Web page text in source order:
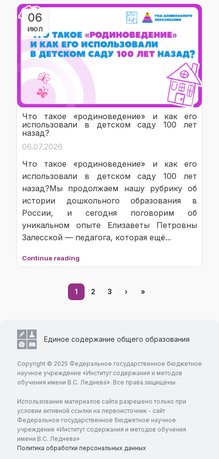
06
ИЮЛ
Что такое «родиноведение» и как его
использовали в детском саду 100 лет
назад?
06.07.2026
Что такое «родиноведение» и как его
использовали в детском саду 100 лет
назад?Мы продолжаем нашу рубрику об
истории дошкольного образования в
России, и сегодня поговорим об
уникальном опыте Елизаветы Петровны
Залесской — педагога, которая ещё...
Continue reading
1 2 3 › »
Единое содержание общего образования
Copyright © 2025 Федеральное государственное бюджетное
научное учреждение «Институт содержания и методов
обучения имени В.С. Леднева». Все права защищены.
Использование материалов сайта разрешено только при
условии активной ссылки на первоисточник - сайт
Федеральное государственное бюджетное научное
учреждение «Институт содержания и методов обучения
имени В.С. Леднева»
Политика обработки персональных данных